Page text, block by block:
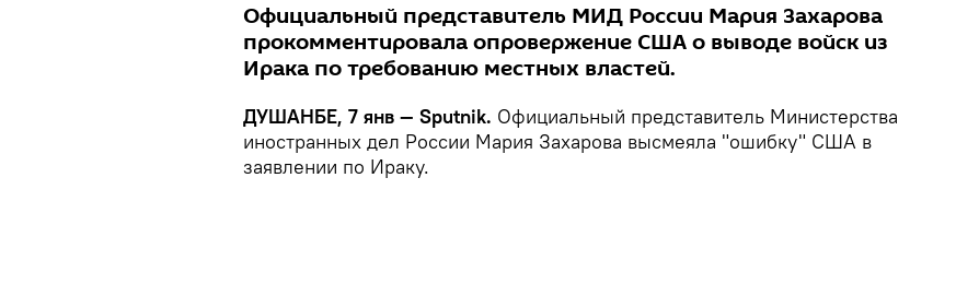
Официальный представитель МИД России Мария Захарова
прокомментировала опровержение США о выводе войск из
Ирака по требованию местных властей.
ДУШАНБЕ, 7 янв — Sputnik. Официальный представитель Министерства
иностранных дел России Мария Захарова высмеяла "ошибку" США в
заявлении по Ираку.